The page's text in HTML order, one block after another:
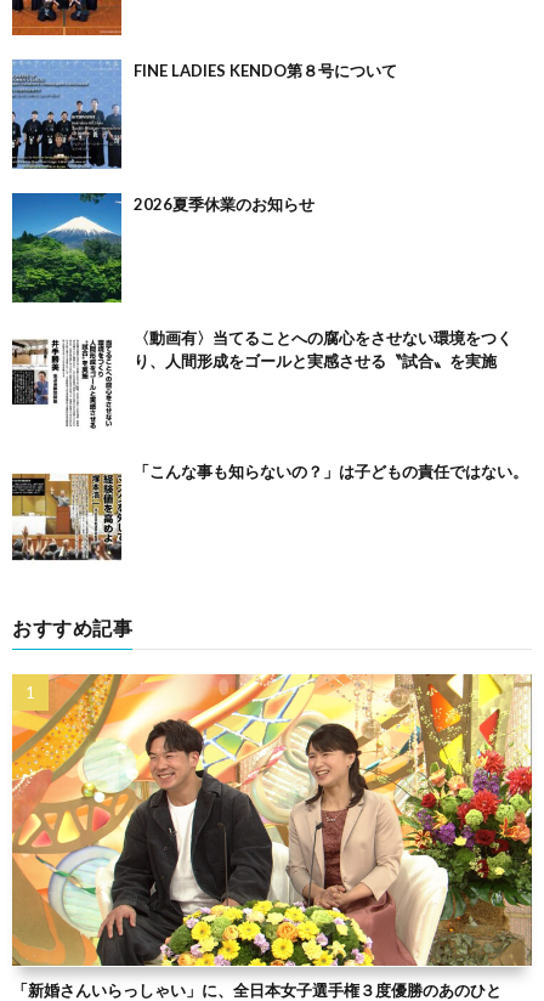
FINE LADIES KENDO第８号について
2026夏季休業のお知らせ
〈動画有〉当てることへの腐心をさせない環境をつく
り、人間形成をゴールと実感させる〝試合〟を実施
「こんな事も知らないの？」は子どもの責任ではない。
おすすめ記事
「新婚さんいらっしゃい」に、全日本女子選手権３度優勝のあのひと